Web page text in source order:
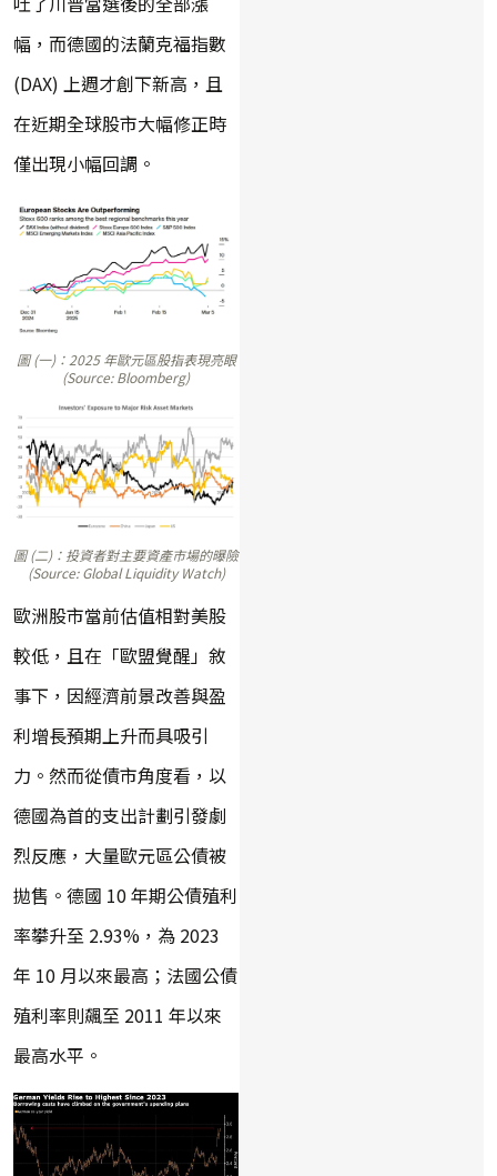
幅，而德國的法蘭克福指數
(DAX) 上週才創下新高，且
在近期全球股市大幅修正時
僅出現小幅回調。
圖 (一)：2025 年歐元區股指表現亮眼
(Source: Bloomberg)
圖 (二)：投資者對主要資產市場的曝險
(Source: Global Liquidity Watch)
歐洲股市當前估值相對美股
較低，且在「歐盟覺醒」敘
事下，因經濟前景改善與盈
利增長預期上升而具吸引
力。然而從債市角度看，以
德國為首的支出計劃引發劇
烈反應，大量歐元區公債被
拋售。德國 10 年期公債殖利
率攀升至 2.93%，為 2023
年 10 月以來最高；法國公債
殖利率則飆至 2011 年以來
最高水平。